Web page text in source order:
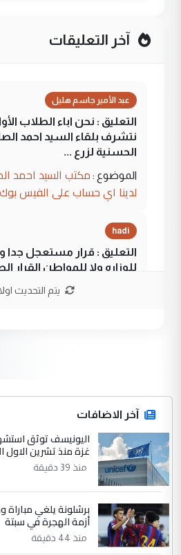
آخر التعليقات
عبد الأمير جاسم هليل
التعليق : نحن اباء الطلاب
نتشرف بلقاء السيد احمد
الحسنية لزرع ...
الموضوع : مكتب السيد احمد
لدينا اي حساب على الفيس بوك
hadi
التعليق : قرار مستعجل جدا
للوزاره ولا للمواطن القرار
جنسية الرافد الثالث
ابا فرات ...
الموضوع :
الجواهري يرد
مضجعيك يابن الزنا (نص كامل)
سردار
التعليق : واحد من عصابة
جنسية الرافد الثالث
ابا فرات ...
يتم التحديث
آخر الاضافات
غزة منذ تشرين الاول
منذ 39 دقيقة
برشلونة يلغي
أزمة الهجرة في سبتة
منذ 44 دقيقة